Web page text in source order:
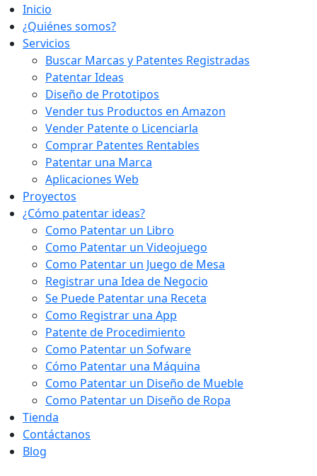
Inicio
¿Quiénes somos?
Servicios
Buscar Marcas y Patentes Registradas
Patentar Ideas
Diseño de Prototipos
Vender tus Productos en Amazon
Vender Patente o Licenciarla
Comprar Patentes Rentables
Patentar una Marca
Aplicaciones Web
Proyectos
¿Cómo patentar ideas?
Como Patentar un Libro
Como Patentar un Videojuego
Como Patentar un Juego de Mesa
Registrar una Idea de Negocio
Se Puede Patentar una Receta
Como Registrar una App
Patente de Procedimiento
Como Patentar un Sofware
Cómo Patentar una Máquina
Como Patentar un Diseño de Mueble
Como Patentar un Diseño de Ropa
Tienda
Contáctanos
Blog